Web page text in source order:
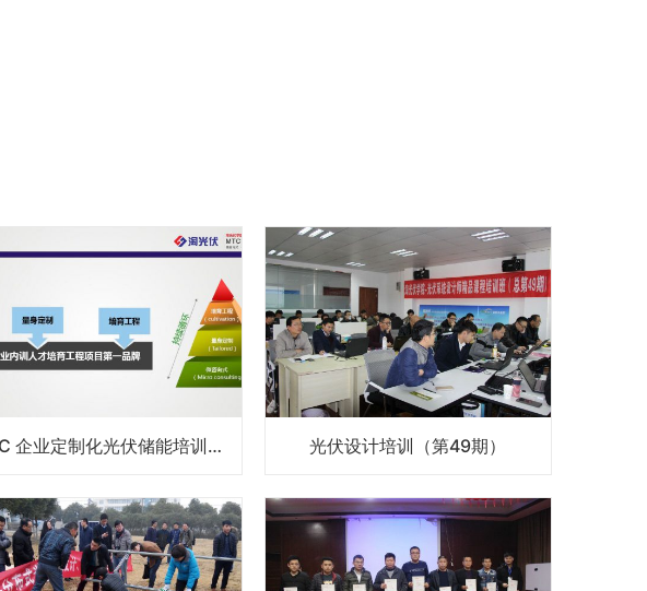
MTC 企业定制化光伏储能培训课程 光伏设计培训（第49期）